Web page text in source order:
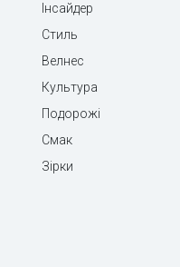
Інсайдер
Стиль
Велнес
Культура
Подорожі
Смак
Зірки